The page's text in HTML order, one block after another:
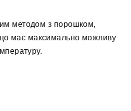
методом з порошком,
має максимально можливу